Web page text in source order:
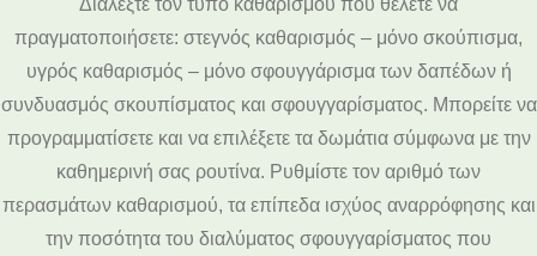
πραγματοποιήσετε: στεγνός καθαρισμός – μόνο σκούπισμα,
υγρός καθαρισμός – μόνο σφουγγάρισμα των δαπέδων ή
συνδυασμός σκουπίσματος και σφουγγαρίσματος. Μπορείτε να
προγραμματίσετε και να επιλέξετε τα δωμάτια σύμφωνα με την
καθημερινή σας ρουτίνα. Ρυθμίστε τον αριθμό των
περασμάτων καθαρισμού, τα επίπεδα ισχύος αναρρόφησης και
την ποσότητα του διαλύματος σφουγγαρίσματος που